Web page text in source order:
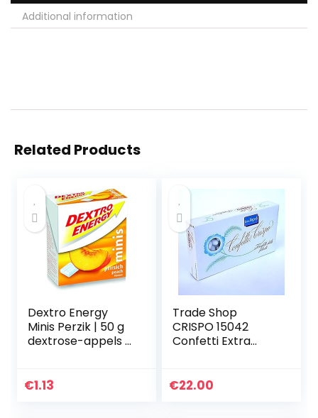
Additional information
Related Products
Dextro Energy
Minis Perzik | 50 g
dextrose-appels |
praktische klikbox
€1.13
Trade Shop
CRISPO 15042
Confetti Extra
wit, 1 kg
€22.00